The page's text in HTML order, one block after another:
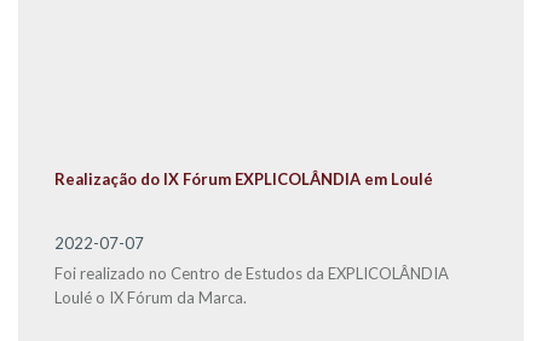
Realização do IX Fórum EXPLICOLÂNDIA em Loulé
2022-07-07
Foi realizado no Centro de Estudos da EXPLICOLÂNDIA
Loulé o IX Fórum da Marca.